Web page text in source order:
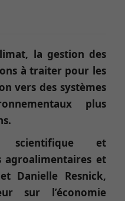
la gestion des
à traiter pour les
vers des systèmes
plus
scientifique et
agroalimentaires et
Danielle Resnick,
sur l’économie